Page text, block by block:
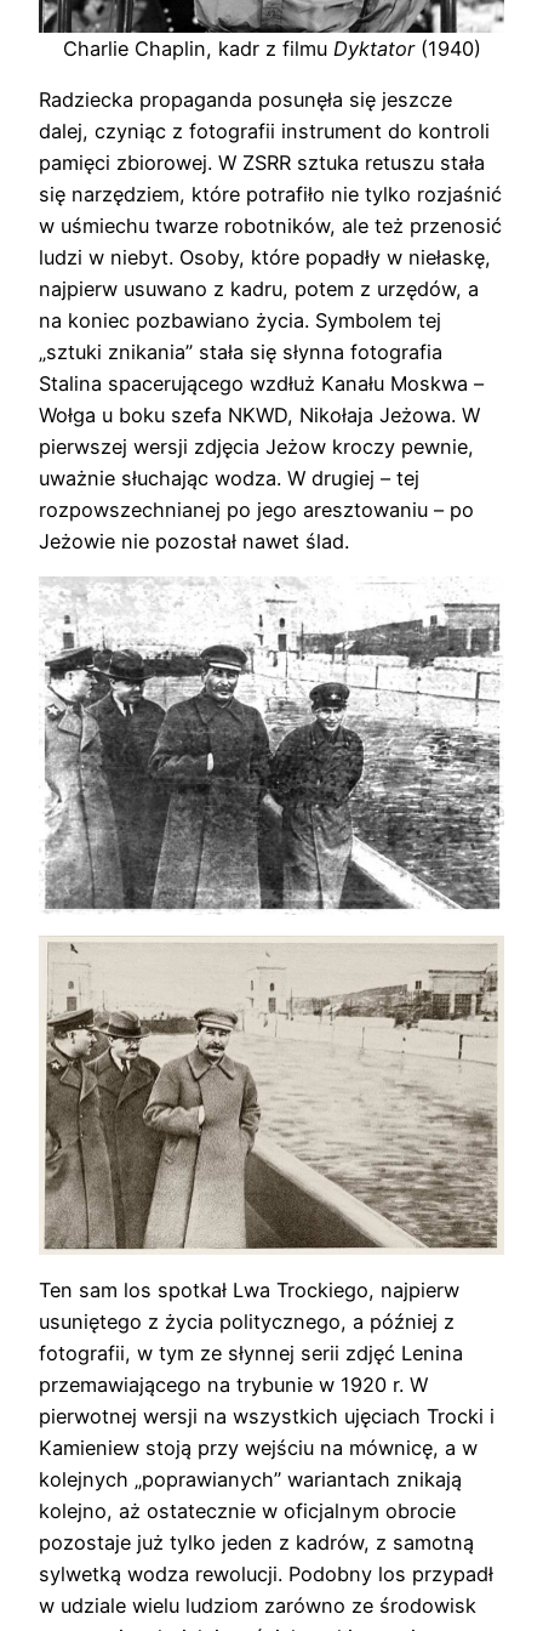
Charlie Chaplin, kadr z filmuDyktator(1940)
Radziecka propaganda posunęła się jeszcze
dalej, czyniąc z fotografii instrument do kontroli
pamięci zbiorowej. W ZSRR sztuka retuszu stała
się narzędziem, które potrafiło nie tylko rozjaśnić
w uśmiechu twarze robotników, ale też przenosić
ludzi w niebyt. Osoby, które popadły w niełaskę,
najpierw usuwano z kadru, potem z urzędów, a
na koniec pozbawiano życia. Symbolem tej
„sztuki znikania” stała się słynna fotografia
Stalina spacerującego wzdłuż Kanału Moskwa –
Wołga u boku szefa NKWD, Nikołaja Jeżowa. W
pierwszej wersji zdjęcia Jeżow kroczy pewnie,
uważnie słuchając wodza. W drugiej – tej
rozpowszechnianej po jego aresztowaniu – po
Jeżowie nie pozostał nawet ślad.
Ten sam los spotkał Lwa Trockiego, najpierw
usuniętego z życia politycznego, a później z
fotografii, w tym ze słynnej serii zdjęć Lenina
przemawiającego na trybunie w 1920 r. W
pierwotnej wersji na wszystkich ujęciach Trocki i
Kamieniew stoją przy wejściu na mównicę, a w
kolejnych „poprawianych” wariantach znikają
kolejno, aż ostatecznie w oficjalnym obrocie
pozostaje już tylko jeden z kadrów, z samotną
sylwetką wodza rewolucji. Podobny los przypadł
w udziale wielu ludziom zarówno ze środowisk